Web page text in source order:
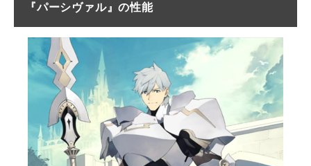
『パーシヴァル』の性能